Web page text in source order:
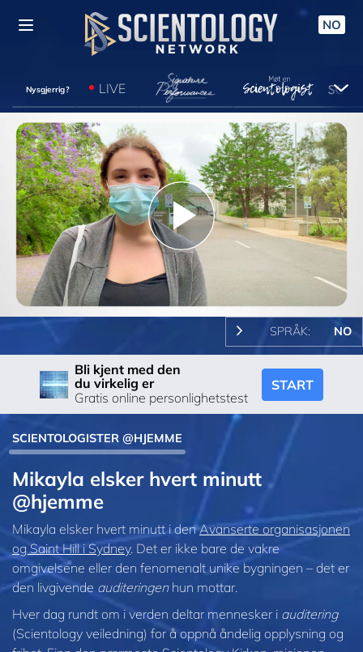
NO
Nysgjerrig? LIVE
Play
Video
SPRÅK: NO
Bli kjent med den
du virkelig er
Gratis online personlighetstest
START
SCIENTOLOGISTER @HJEMME
Mikayla elsker hvert minutt
@hjemme
Mikayla elsker hvert minutt i denAvanserte organisasjonen
og Saint Hill i Sydney. Det er ikke bare de vakre
omgivelsene eller den fenomenalt unike bygningen – det er
den livgivende auditeringenhun mottar.
Hver dag rundt om i verden deltar mennesker i auditering
(Scientology veiledning) for å oppnå åndelig opplysning og